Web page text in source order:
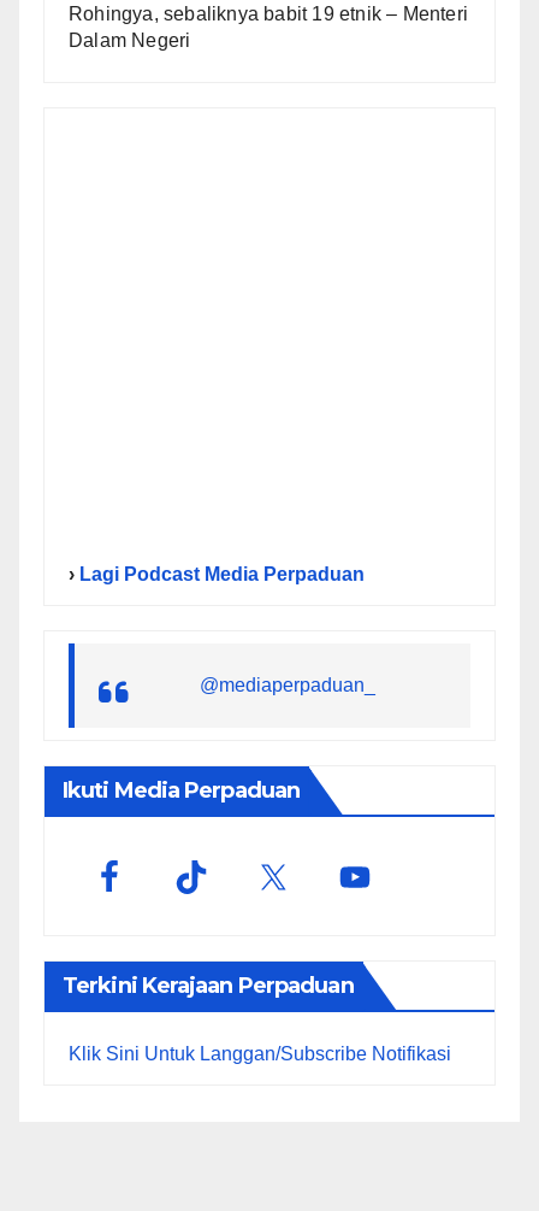
Rohingya, sebaliknya babit 19 etnik – Menteri
Dalam Negeri
› Lagi Podcast Media Perpaduan
@mediaperpaduan_
Ikuti Media Perpaduan
Terkini Kerajaan Perpaduan
Klik Sini Untuk Langgan/Subscribe Notifikasi